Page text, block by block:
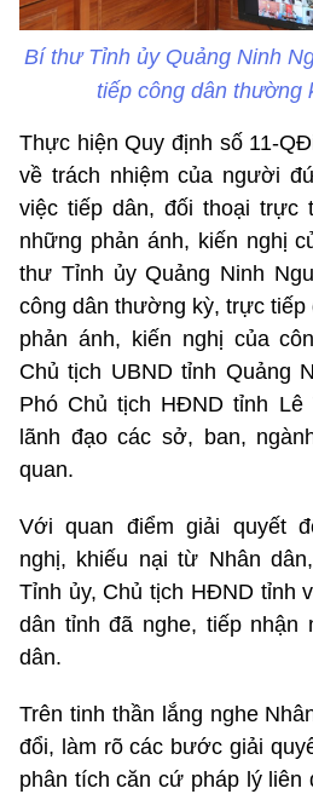
Bí thư Tỉnh ủy Quảng Ninh
tiếp công dân thường
Thực hiện Quy định số 11-
về trách nhiệm của người
việc tiếp dân, đối thoại
những phản ánh, kiến nghị
thư Tỉnh ủy Quảng Ninh
công dân thường kỳ, trực
phản ánh, kiến nghị của
Chủ tịch UBND tỉnh Quảng
Phó Chủ tịch HĐND tỉnh Lê
lãnh đạo các sở, ban,
quan.
Với quan điểm giải quyết
nghị, khiếu nại từ Nhân
Tỉnh ủy, Chủ tịch HĐND tỉnh
dân tỉnh đã nghe, tiếp nhận
dân.
Trên tinh thần lắng nghe
đổi, làm rõ các bước giải
phân tích căn cứ pháp lý liên